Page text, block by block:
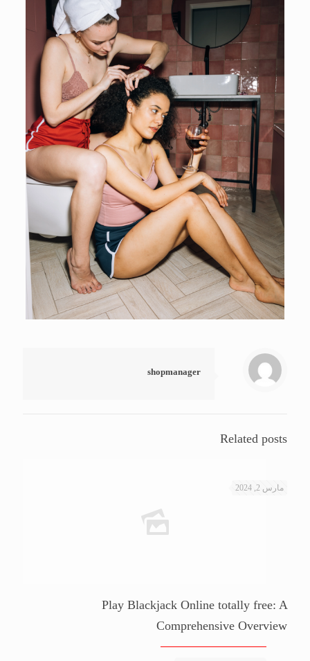
shopmanager
Related posts
مارس 2, 2024
Play Blackjack Online totally free: A
Comprehensive Overview